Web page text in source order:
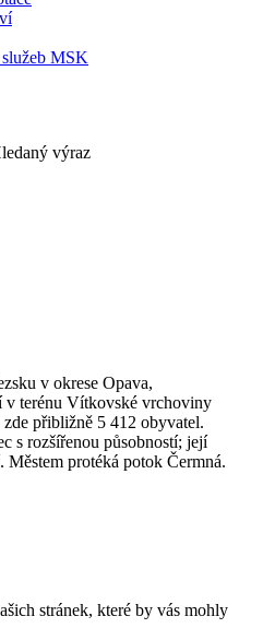
MSK
výraz
v okrese Opava,
v terénu Vítkovské vrchoviny
přibližně 5 412 obyvatel.
s rozšířenou působností; její
protéká potok Čermná.
stránek, které by vás mohly